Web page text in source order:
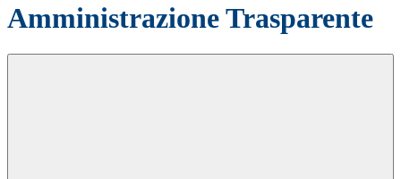
Amministrazione Trasparente